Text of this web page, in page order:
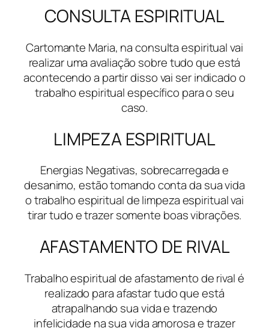
CONSULTA ESPIRITUAL
Cartomante Maria, na consulta espiritual vai
realizar uma avaliação sobre tudo que está
acontecendo a partir disso vai ser indicado o
trabalho espiritual específico para o seu
caso.
LIMPEZA ESPIRITUAL
Energias Negativas, sobrecarregada e
desanimo, estão tomando conta da sua vida
o trabalho espiritual de limpeza espiritual vai
tirar tudo e trazer somente boas vibrações.
AFASTAMENTO DE RIVAL
Trabalho espiritual de afastamento de rival é
realizado para afastar tudo que está
atrapalhando sua vida e trazendo
infelicidade na sua vida amorosa e trazer